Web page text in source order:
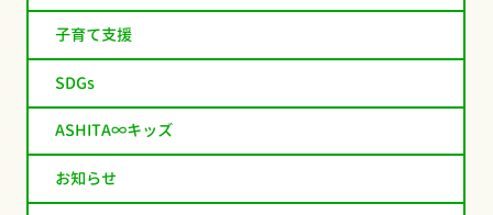
子育て支援
SDGs
ASHITA∞キッズ
お知らせ